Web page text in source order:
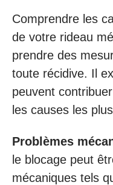
Comprendre les
de votre rideau
prendre des
toute récidive. Il
peuvent
les causes les
Problèmes
le blocage peut
mécaniques tels